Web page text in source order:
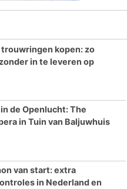
kopen: zo
in te leveren op
de Openlucht: The
in Tuin van Baljuwhuis
van start: extra
in Nederland en